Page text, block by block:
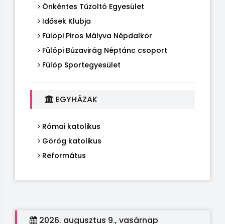
Önkéntes Tűzoltó Egyesület
Idősek Klubja
Fülöpi Piros Mályva Népdalkör
Fülöpi Búzavirág Néptánc csoport
Fülöp Sportegyesület
EGYHÁZAK
Római katolikus
Görög katolikus
Református
2026. augusztus 9., vasárnap